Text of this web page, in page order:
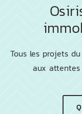
Tous les projets
aux